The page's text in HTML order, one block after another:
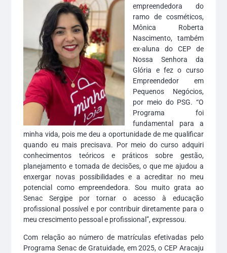
empreendedora do
ramo de cosméticos,
Mônica Roberta
Nascimento, também
ex-aluna do CEP de
Nossa Senhora da
Glória e fez o curso
Empreendedor em
Pequenos Negócios,
por meio do PSG. “O
Programa foi
fundamental para a
minha vida, pois me deu a oportunidade de me qualificar
quando eu mais precisava. Por meio do curso adquiri
conhecimentos teóricos e práticos sobre gestão,
planejamento e tomada de decisões, o que me ajudou a
enxergar novas possibilidades e a acreditar no meu
potencial como empreendedora. Sou muito grata ao
Senac Sergipe por tornar o acesso à educação
profissional possível e por contribuir diretamente para o
meu crescimento pessoal e profissional”, expressou.
Com relação ao número de matrículas efetivadas pelo
Programa Senac de Gratuidade, em 2025, o CEP Aracaju